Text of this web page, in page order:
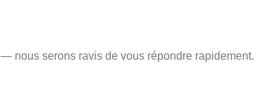
— nous serons ravis de vous répondre rapidement.